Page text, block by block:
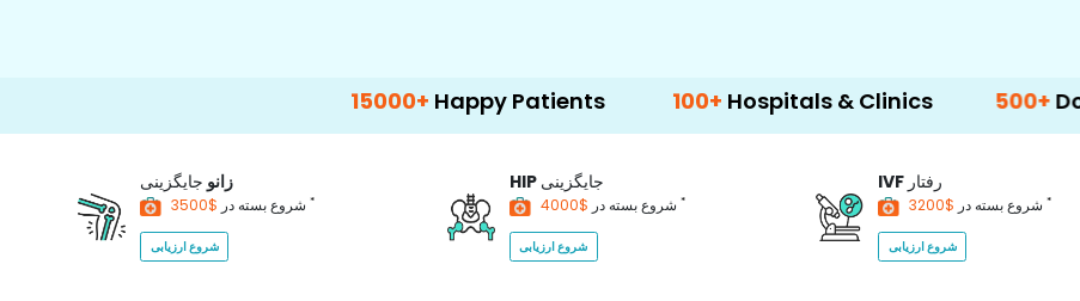
Happy Patients 100+ Hospitals & Clinics 500+ Doctors &
زانو جایگزینی
شروع بسته در *
شروع ارزیابی
HIP جایگزینی
شروع بسته در *
شروع ارزیابی
IVF رفتار
شروع بسته در *
شروع ارزیابی